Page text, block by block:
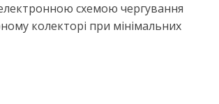
схемою чергування
колекторі при мінімальних